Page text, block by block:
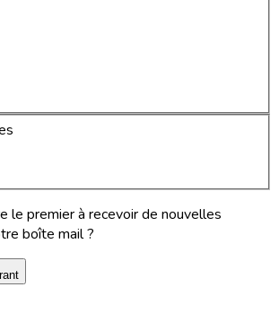
le premier à recevoir de nouvelles
boîte mail ?